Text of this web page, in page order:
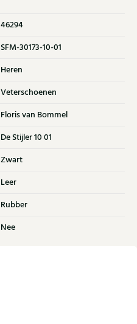
46294
SFM-30173-10-01
Heren
Veterschoenen
Floris van Bommel
De Stijler 10 01
Zwart
Leer
Rubber
Nee